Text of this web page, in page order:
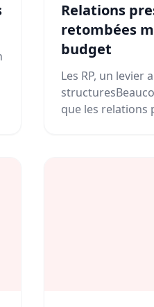
Relations
retombées
budget
Les RP, un levier
que les relations